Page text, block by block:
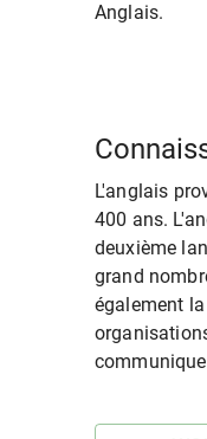
Anglais.
L'anglais
400 ans.
deuxième
grand
également